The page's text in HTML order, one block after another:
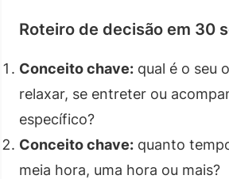
Roteiro de decisão em 30
Conceito chave: qual é o seu
relaxar, se entreter ou
específico?
Conceito chave: quanto
meia hora, uma hora ou mais?